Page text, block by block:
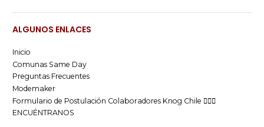
ALGUNOS ENLACES
Inicio
Comunas Same Day
Preguntas Frecuentes
Modemaker
Formulario de Postulación Colaboradores Knog Chile 🚴🏻‍♂️
ENCUÉNTRANOS